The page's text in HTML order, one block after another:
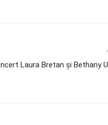
Laura Bretan și Bethany